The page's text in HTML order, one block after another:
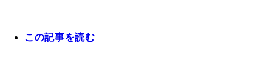
この記事を読む